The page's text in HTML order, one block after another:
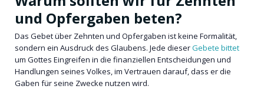
und Opfergaben beten?
Das Gebet über Zehnten und Opfergaben ist keine Formalität,
sondern ein Ausdruck des Glaubens. Jede dieserGebete bittet
um Gottes Eingreifen in die finanziellen Entscheidungen und
Handlungen seines Volkes, im Vertrauen darauf, dass er die
Gaben für seine Zwecke nutzen wird.